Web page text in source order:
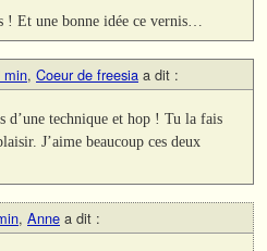
! Et une bonne idée ce vernis…
min, Coeur de freesia a dit :
d’une technique et hop ! Tu la fais
J’aime beaucoup ces deux
, Anne a dit :